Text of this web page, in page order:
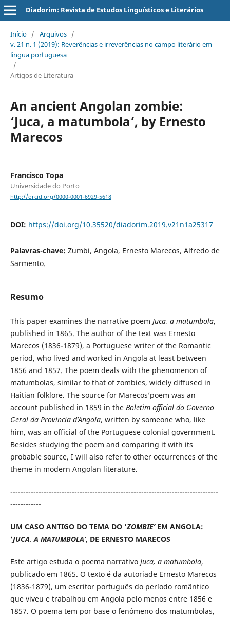
Diadorim: Revista de Estudos Linguísticos e Literários
Início / Arquivos /
v. 21 n. 1 (2019): Reverências e irreverências no campo literário em
língua portuguesa
/
Artigos de Literatura
An ancient Angolan zombie:
‘Juca, a matumbola’, by Ernesto
Marecos
Francisco Topa
Universidade do Porto
http://orcid.org/0000-0001-6929-5618
DOI: https://doi.org/10.35520/diadorim.2019.v21n1a25317
Palavras-chave: Zumbi, Angola, Ernesto Marecos, Alfredo de
Sarmento.
Resumo
This paper examines the narrative poem Juca, a matumbola,
published in 1865. The author of the text was Ernesto
Marecos (1836-1879), a Portuguese writer of the Romantic
period, who lived and worked in Angola at least between
1856 and 1857. The poem deals with the phenomenon of
matumbolas, similar to that of zombies, widely diffused in
Haitian folklore. The source for Marecos’poem was an
account published in 1859 in the Boletim official do Governo
Geral da Provincia d’Angola, written by someone who, like
him, was an official of the Portuguese colonial government.
Besides studying the poem and comparing it with its
probable source, I will also refer to other occurrences of the
theme in modern Angolan literature.
---------------------------------------------------------------------------------
------------
UM CASO ANTIGO DO TEMA DO ‘ZOMBIE’ EM ANGOLA:
‘JUCA, A MATUMBOLA’, DE ERNESTO MARECOS
Este artigo estuda o poema narrativo Juca, a matumbola,
publicado em 1865. O texto é da autoriade Ernesto Marecos
(1836-1879), um escritor português do período romântico
que viveu e trabalhou em Angola pelo menos entre 1856 e
1857. O poema tem por base o fenómeno dos matumbolas,